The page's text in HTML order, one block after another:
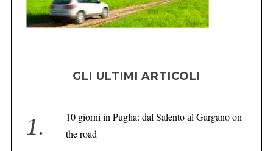
GLI ULTIMI ARTICOLI
10 giorni in Puglia: dal Salento al Gargano on
the road